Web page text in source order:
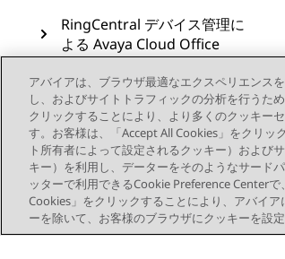
RingCentral デバイス管理に
よる Avaya Cloud Office
アカウントを切り替える
サポートされるデバイスと機
能
リソース
アバイアは、ブラウザ最適なエクスペリエンス
し、およびサイトトラフィックの分析を行うた
クリックすることにより、より多くのクッキー
す。お客様は、「Accept All Cookies」をクリッ
ト所有者によって設定されるクッキー）および
キー）を利用し、データーをそのようなサード
ッターで利用できるCookie Preference Center
Cookies」をクリックすることにより、アバイ
ーを除いて、お客様のブラウザにクッキーを設